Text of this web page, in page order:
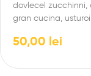
dovlecel zucchinni,
gran cucina, usturoi
50,00 lei